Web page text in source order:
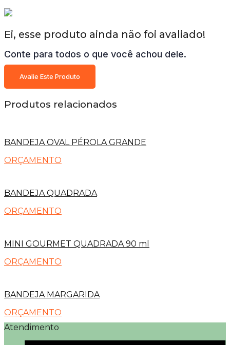
Ei, esse produto ainda não foi avaliado!
Conte para todos o que você achou dele.
Avalie Este Produto
Produtos relacionados
BANDEJA OVAL PÉROLA GRANDE
ORÇAMENTO
BANDEJA QUADRADA
ORÇAMENTO
MINI GOURMET QUADRADA 90 ml
ORÇAMENTO
BANDEJA MARGARIDA
ORÇAMENTO
Atendimento